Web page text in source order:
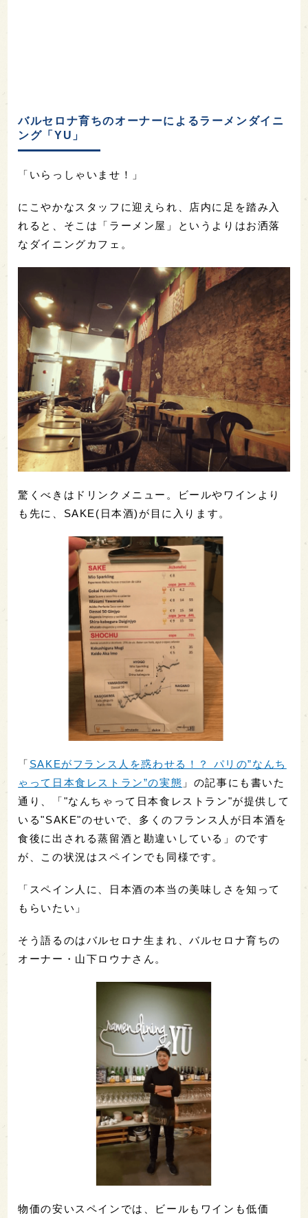
バルセロナ育ちのオーナーによるラーメンダイニ
ング「YU」
「いらっしゃいませ！」
にこやかなスタッフに迎えられ、店内に足を踏み入
れると、そこは「ラーメン屋」というよりはお洒落
なダイニングカフェ。
驚くべきはドリンクメニュー。ビールやワインより
も先に、SAKE(日本酒)が目に入ります。
「 SAKEがフランス人を惑わせる！？ パリの”なんち
ゃって日本食レストラン”の実態 」の記事にも書いた
通り、「"なんちゃって日本食レストラン"が提供して
いる"SAKE"のせいで、多くのフランス人が日本酒を
食後に出される蒸留酒と勘違いしている」のです
が、この状況はスペインでも同様です。
「スペイン人に、日本酒の本当の美味しさを知って
もらいたい」
そう語るのはバルセロナ生まれ、バルセロナ育ちの
オーナー・山下ロウナさん。
物価の安いスペインでは、ビールもワインも低価